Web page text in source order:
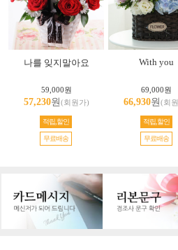
나를 잊지말아요
59,000원
57,230원(회원가)
적립,할인
무료배송
With you
69,000원
66,930원(회
적립,할인
무료배송